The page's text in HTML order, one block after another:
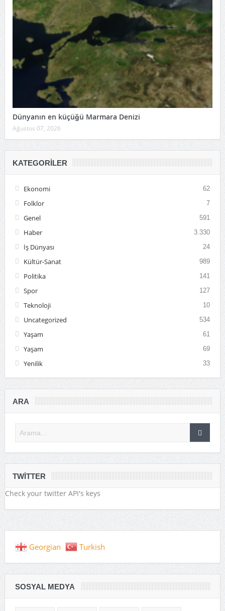
Dünyanın en küçüğü Marmara Denizi
Ağustos 07, 2026
KATEGORILER
Ekonomi 62
Folklor 7
Genel 591
Haber 3.330
İş Dünyası 24
Kültür-Sanat 989
Politika 141
Spor 127
Teknoloji 10
Uncategorized 534
Yaşam 61
Yaşam 69
Yenilik 33
ARA
TWITTER
Check your twitter API's keys
Georgian Turkish
SOSYAL MEDYA